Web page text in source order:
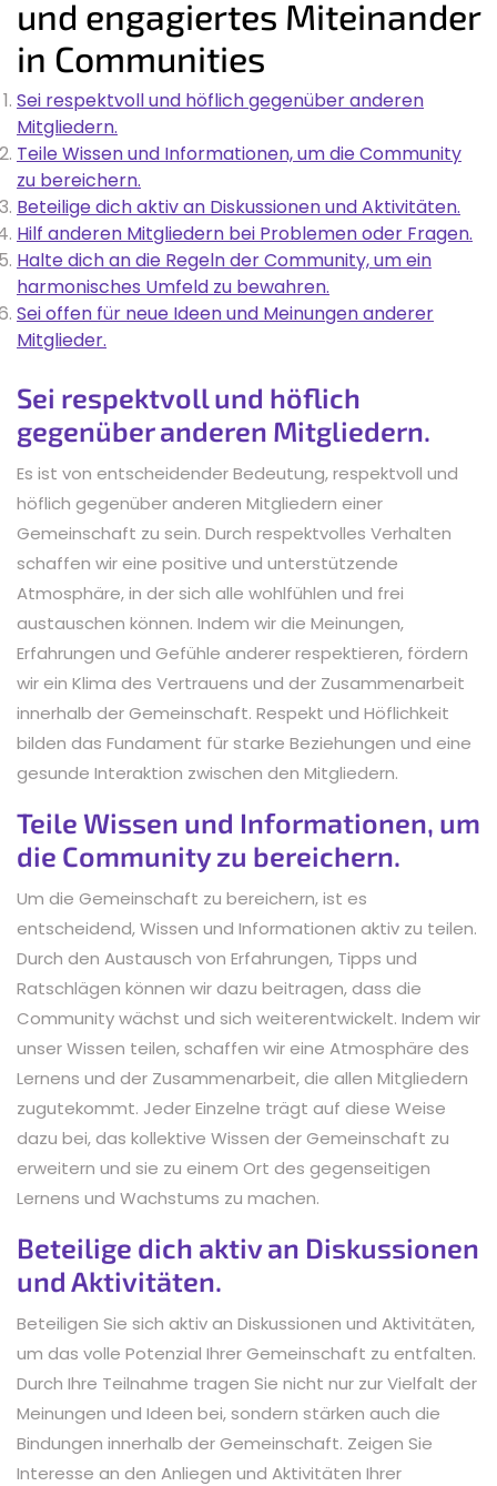
und engagiertes Miteinander
in Communities
Sei respektvoll und höflich gegenüber anderen
Mitgliedern.
Teile Wissen und Informationen, um die Community
zu bereichern.
Beteilige dich aktiv an Diskussionen und Aktivitäten.
Hilf anderen Mitgliedern bei Problemen oder Fragen.
Halte dich an die Regeln der Community, um ein
harmonisches Umfeld zu bewahren.
Sei offen für neue Ideen und Meinungen anderer
Mitglieder.
Sei respektvoll und höflich
gegenüber anderen Mitgliedern.
Es ist von entscheidender Bedeutung, respektvoll und
höflich gegenüber anderen Mitgliedern einer
Gemeinschaft zu sein. Durch respektvolles Verhalten
schaffen wir eine positive und unterstützende
Atmosphäre, in der sich alle wohlfühlen und frei
austauschen können. Indem wir die Meinungen,
Erfahrungen und Gefühle anderer respektieren, fördern
wir ein Klima des Vertrauens und der Zusammenarbeit
innerhalb der Gemeinschaft. Respekt und Höflichkeit
bilden das Fundament für starke Beziehungen und eine
gesunde Interaktion zwischen den Mitgliedern.
Teile Wissen und Informationen, um
die Community zu bereichern.
Um die Gemeinschaft zu bereichern, ist es
entscheidend, Wissen und Informationen aktiv zu teilen.
Durch den Austausch von Erfahrungen, Tipps und
Ratschlägen können wir dazu beitragen, dass die
Community wächst und sich weiterentwickelt. Indem wir
unser Wissen teilen, schaffen wir eine Atmosphäre des
Lernens und der Zusammenarbeit, die allen Mitgliedern
zugutekommt. Jeder Einzelne trägt auf diese Weise
dazu bei, das kollektive Wissen der Gemeinschaft zu
erweitern und sie zu einem Ort des gegenseitigen
Lernens und Wachstums zu machen.
Beteilige dich aktiv an Diskussionen
und Aktivitäten.
Beteiligen Sie sich aktiv an Diskussionen und Aktivitäten,
um das volle Potenzial Ihrer Gemeinschaft zu entfalten.
Durch Ihre Teilnahme tragen Sie nicht nur zur Vielfalt der
Meinungen und Ideen bei, sondern stärken auch die
Bindungen innerhalb der Gemeinschaft. Zeigen Sie
Interesse an den Anliegen und Aktivitäten Ihrer